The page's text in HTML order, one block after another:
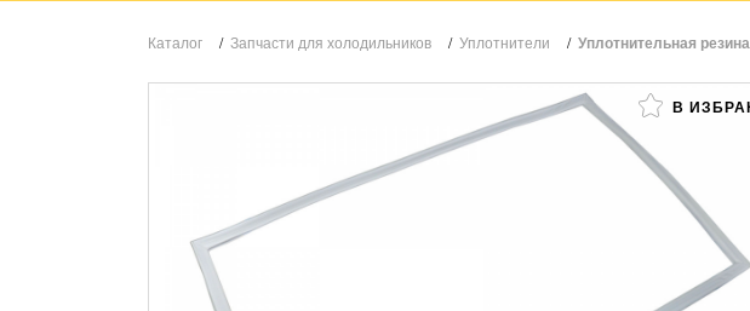
Каталог / Запчасти для холодильников / Уплотнители / Уплотнительная
В